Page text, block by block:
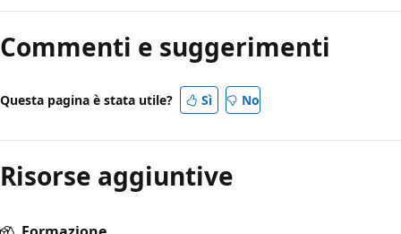
Commenti e suggerimenti
Questa pagina è stata utile? Sì No
Risorse aggiuntive